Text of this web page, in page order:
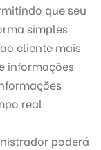
que seu
simples
cliente mais
informações
real.
poderá